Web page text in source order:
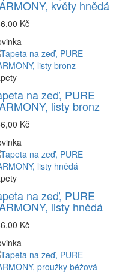
květy hnědá
Kč
na zeď, PURE
listy bronz
Kč
na zeď, PURE
listy hnědá
Kč